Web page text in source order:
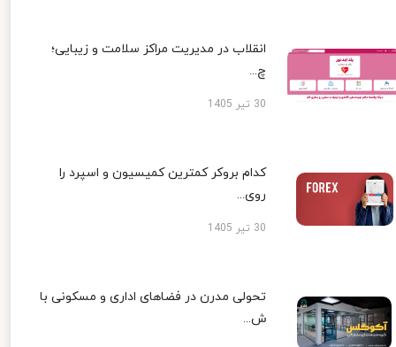
انقلاب در مدیریت مراکز سلامت و زیبایی؛
چ...
30 تیر 1405
کدام بروکر کمترین کمیسیون و اسپرد را
روی...
30 تیر 1405
تحولی مدرن در فضاهای اداری و مسکونی با
ش...